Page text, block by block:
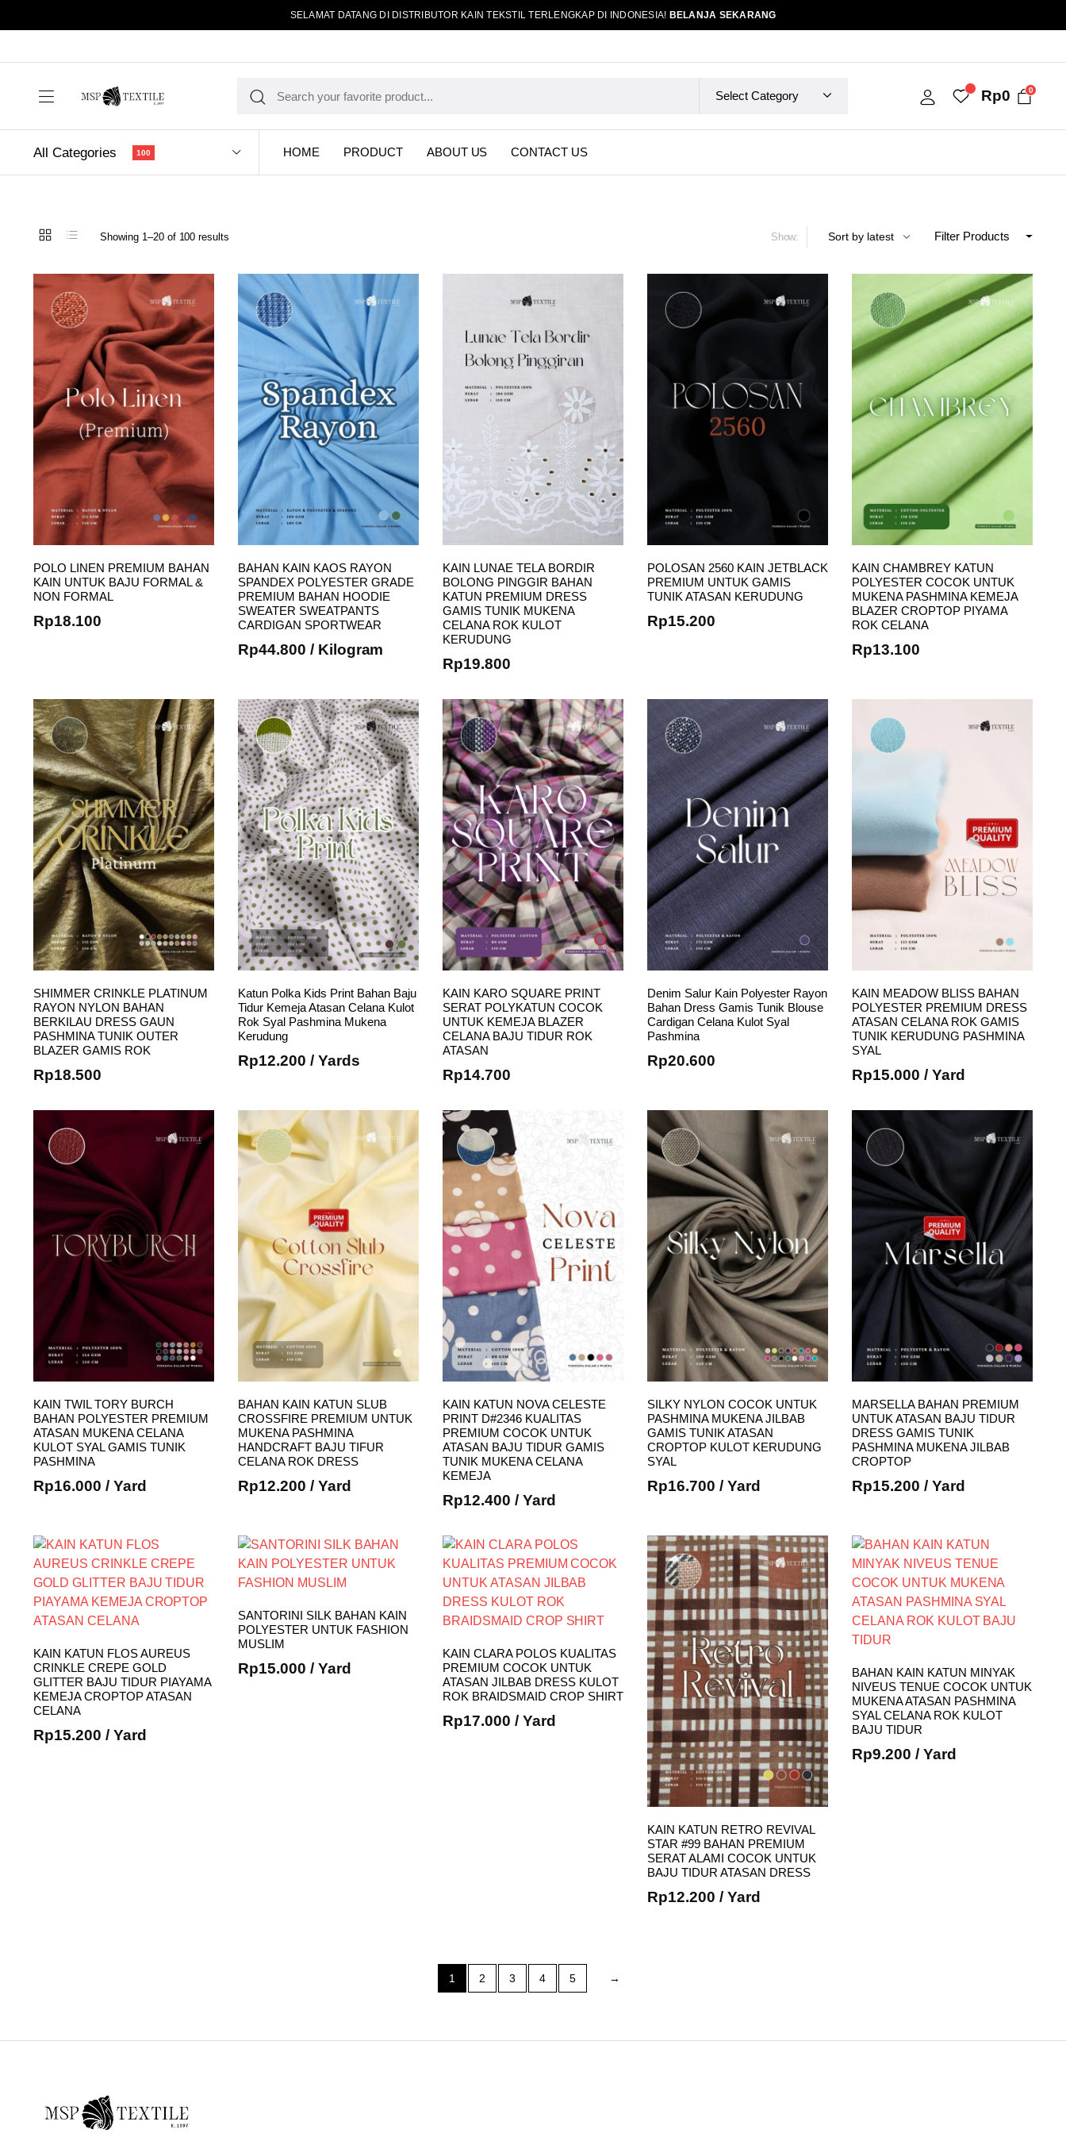
SELAMAT DATANG DI DISTRIBUTOR KAIN TEKSTIL TERLENGKAP DI INDONESIA! BELANJA SEKARANG
Rp0 0
All Categories 100 HOME PRODUCT ABOUT US CONTACT US
Showing 1–20 of 100 results Show: Filter Products
POLO LINEN PREMIUM BAHAN
KAIN UNTUK BAJU FORMAL &
NON FORMAL
Rp18.100
BAHAN KAIN KAOS RAYON
SPANDEX POLYESTER GRADE
PREMIUM BAHAN HOODIE
SWEATER SWEATPANTS
CARDIGAN SPORTWEAR
Rp44.800 / Kilogram
KAIN LUNAE TELA BORDIR
BOLONG PINGGIR BAHAN
KATUN PREMIUM DRESS
GAMIS TUNIK MUKENA
CELANA ROK KULOT
KERUDUNG
Rp19.800
POLOSAN 2560 KAIN JETBLACK
PREMIUM UNTUK GAMIS
TUNIK ATASAN KERUDUNG
Rp15.200
KAIN CHAMBREY KATUN
POLYESTER COCOK UNTUK
MUKENA PASHMINA KEMEJA
BLAZER CROPTOP PIYAMA
ROK CELANA
Rp13.100
SHIMMER CRINKLE PLATINUM
RAYON NYLON BAHAN
BERKILAU DRESS GAUN
PASHMINA TUNIK OUTER
BLAZER GAMIS ROK
Rp18.500
Katun Polka Kids Print Bahan Baju
Tidur Kemeja Atasan Celana Kulot
Rok Syal Pashmina Mukena
Kerudung
Rp12.200 / Yards
KAIN KARO SQUARE PRINT
SERAT POLYKATUN COCOK
UNTUK KEMEJA BLAZER
CELANA BAJU TIDUR ROK
ATASAN
Rp14.700
Denim Salur Kain Polyester Rayon
Bahan Dress Gamis Tunik Blouse
Cardigan Celana Kulot Syal
Pashmina
Rp20.600
KAIN MEADOW BLISS BAHAN
POLYESTER PREMIUM DRESS
ATASAN CELANA ROK GAMIS
TUNIK KERUDUNG PASHMINA
SYAL
Rp15.000 / Yard
KAIN TWIL TORY BURCH
BAHAN POLYESTER PREMIUM
ATASAN MUKENA CELANA
KULOT SYAL GAMIS TUNIK
PASHMINA
Rp16.000 / Yard
BAHAN KAIN KATUN SLUB
CROSSFIRE PREMIUM UNTUK
MUKENA PASHMINA
HANDCRAFT BAJU TIFUR
CELANA ROK DRESS
Rp12.200 / Yard
KAIN KATUN NOVA CELESTE
PRINT D#2346 KUALITAS
PREMIUM COCOK UNTUK
ATASAN BAJU TIDUR GAMIS
TUNIK MUKENA CELANA
KEMEJA
Rp12.400 / Yard
SILKY NYLON COCOK UNTUK
PASHMINA MUKENA JILBAB
GAMIS TUNIK ATASAN
CROPTOP KULOT KERUDUNG
SYAL
Rp16.700 / Yard
MARSELLA BAHAN PREMIUM
UNTUK ATASAN BAJU TIDUR
DRESS GAMIS TUNIK
PASHMINA MUKENA JILBAB
CROPTOP
Rp15.200 / Yard
KAIN KATUN FLOS AUREUS
CRINKLE CREPE GOLD
GLITTER BAJU TIDUR PIAYAMA
KEMEJA CROPTOP ATASAN
CELANA
Rp15.200 / Yard
SANTORINI SILK BAHAN KAIN
POLYESTER UNTUK FASHION
MUSLIM
Rp15.000 / Yard
KAIN CLARA POLOS KUALITAS
PREMIUM COCOK UNTUK
ATASAN JILBAB DRESS KULOT
ROK BRAIDSMAID CROP SHIRT
Rp17.000 / Yard
KAIN KATUN RETRO REVIVAL
STAR #99 BAHAN PREMIUM
SERAT ALAMI COCOK UNTUK
BAJU TIDUR ATASAN DRESS
Rp12.200 / Yard
BAHAN KAIN KATUN MINYAK
NIVEUS TENUE COCOK UNTUK
MUKENA ATASAN PASHMINA
SYAL CELANA ROK KULOT
BAJU TIDUR
Rp9.200 / Yard
1 2 3 4 5 →